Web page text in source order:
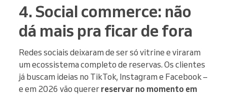
4. Social commerce: não
dá mais pra ficar de fora
Redes sociais deixaram de ser só vitrine e viraram
um ecossistema completo de reservas. Os clientes
já buscam ideias no TikTok, Instagram e Facebook –
e em 2026 vão querer reservar no momento em